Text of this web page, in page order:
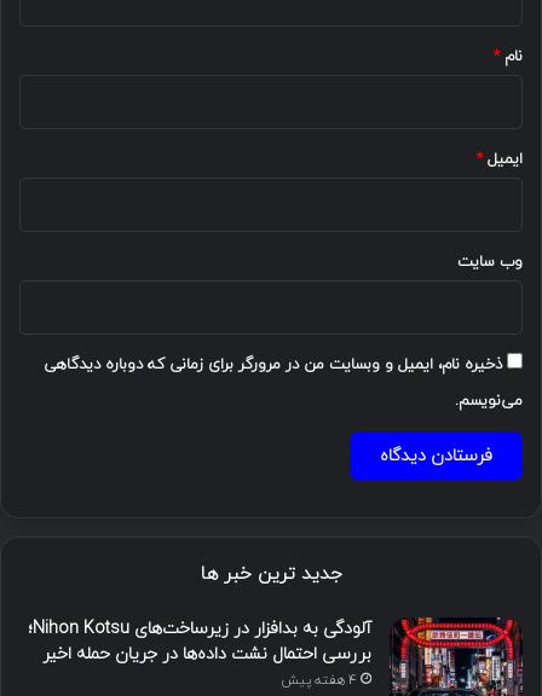
نام*
ایمیل*
وب‌ سایت
ذخیره نام، ایمیل و وبسایت من در مرورگر برای زمانی که دوباره دیدگاهی
می‌نویسم.
جدید ترین خبر ها
آلودگی به بدافزار در زیرساخت‌های Nihon Kotsu؛
بررسی احتمال نشت داده‌ها در جریان حمله اخیر
4 هفته پیش